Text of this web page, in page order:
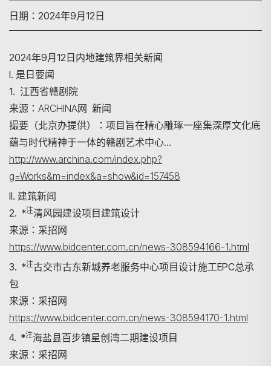
日期：2024年9月12日
2024年9月12日内地建筑界相关新闻
I. 是日要闻
1. 江西省赣剧院
来源：ARCHINA网 新闻
撮要（北京办提供）：项目旨在精心雕琢一座集深厚文化底
蕴与时代精神于一体的赣剧艺术中心…
http://www.archina.com/index.php?
g=Works&m=index&a=show&id=157458
II. 建筑新闻
2. *注清风园建设项目建筑设计
来源：采招网
https://www.bidcenter.com.cn/news-308594166-1.html
3. *注古交市古东新城养老服务中心项目设计施工EPC总承
包
来源：采招网
https://www.bidcenter.com.cn/news-308594170-1.html
4. *注海盐县百步镇星创湾二期建设项目
来源：采招网